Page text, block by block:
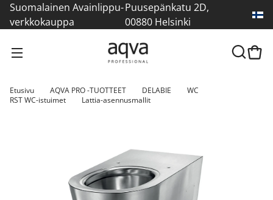
Suomalainen Avainlippu-
verkkokauppa
Puusepänkatu 2D,
00880 Helsinki
Etusivu AQVA PRO -TUOTTEET DELABIE
WC
RST WC-istuimet
Lattia-asennusmallit